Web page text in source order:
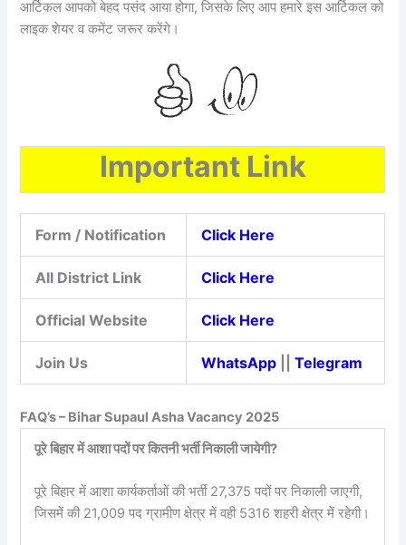
आर्टिकल आपको बेहद पसंद आया होगा, जिसके लिए आप हमारे इस आर्टिकल को
लाइक शेयर व कमेंट जरूर करेंगे।
Important Link
Form / Notification Click Here
All District Link Click Here
Official Website Click Here
Join Us WhatsApp ||Telegram
FAQ’s – Bihar Supaul Asha Vacancy 2025
पूरे बिहार में आशा पदों पर कितनी भर्ती निकाली जायेगी?
पूरे बिहार में आशा कार्यकर्ताओं की भर्ती 27,375 पदों पर निकाली जाएगी,
जिसमें की 21,009 पद ग्रामीण क्षेत्र में वही 5316 शहरी क्षेत्र में रहेगी।